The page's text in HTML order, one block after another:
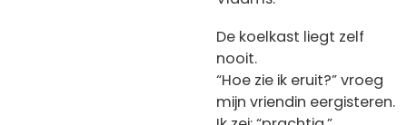
De koelkast liegt zelf
nooit.
“Hoe zie ik eruit?” vroeg
mijn vriendin eergisteren.